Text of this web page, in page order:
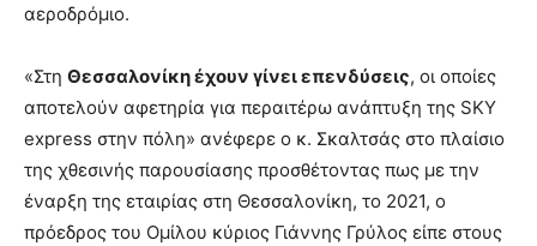
αεροδρόμιο.
«Στη Θεσσαλονίκη έχουν γίνει επενδύσεις, οι οποίες
αποτελούν αφετηρία για περαιτέρω ανάπτυξη της SKY
express στην πόλη» ανέφερε ο κ. Σκαλτσάς στο πλαίσιο
της χθεσινής παρουσίασης προσθέτοντας πως με την
έναρξη της εταιρίας στη Θεσσαλονίκη, το 2021, ο
πρόεδρος του Ομίλου κύριος Γιάννης Γρύλος είπε στους